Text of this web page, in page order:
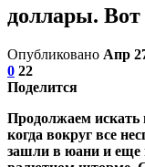
доллары.
Опубликовано Апр
0 22
Поделится
Продолжаем искать
когда вокруг все
зашли в юани и еще